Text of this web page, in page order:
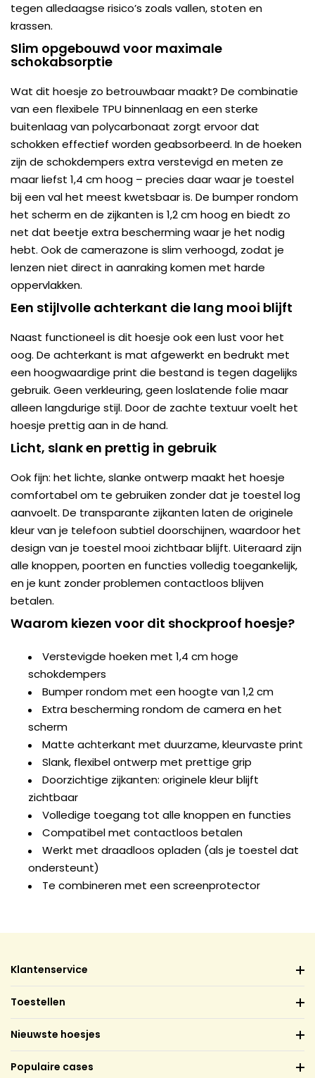
tegen alledaagse risico’s zoals vallen, stoten en
krassen.
Slim opgebouwd voor maximale
schokabsorptie
Wat dit hoesje zo betrouwbaar maakt? De combinatie
van een flexibele TPU binnenlaag en een sterke
buitenlaag van polycarbonaat zorgt ervoor dat
schokken effectief worden geabsorbeerd. In de hoeken
zijn de schokdempers extra verstevigd en meten ze
maar liefst 1,4 cm hoog – precies daar waar je toestel
bij een val het meest kwetsbaar is. De bumper rondom
het scherm en de zijkanten is 1,2 cm hoog en biedt zo
net dat beetje extra bescherming waar je het nodig
hebt. Ook de camerazone is slim verhoogd, zodat je
lenzen niet direct in aanraking komen met harde
oppervlakken.
Een stijlvolle achterkant die lang mooi blijft
Naast functioneel is dit hoesje ook een lust voor het
oog. De achterkant is mat afgewerkt en bedrukt met
een hoogwaardige print die bestand is tegen dagelijks
gebruik. Geen verkleuring, geen loslatende folie maar
alleen langdurige stijl. Door de zachte textuur voelt het
hoesje prettig aan in de hand.
Licht, slank en prettig in gebruik
Ook fijn: het lichte, slanke ontwerp maakt het hoesje
comfortabel om te gebruiken zonder dat je toestel log
aanvoelt. De transparante zijkanten laten de originele
kleur van je telefoon subtiel doorschijnen, waardoor het
design van je toestel mooi zichtbaar blijft. Uiteraard zijn
alle knoppen, poorten en functies volledig toegankelijk,
en je kunt zonder problemen contactloos blijven
betalen.
Waarom kiezen voor dit shockproof hoesje?
Verstevigde hoeken met 1,4 cm hoge
schokdempers
Bumper rondom met een hoogte van 1,2 cm
Extra bescherming rondom de camera en het
scherm
Matte achterkant met duurzame, kleurvaste print
Slank, flexibel ontwerp met prettige grip
Doorzichtige zijkanten: originele kleur blijft
zichtbaar
Volledige toegang tot alle knoppen en functies
Compatibel met contactloos betalen
Werkt met draadloos opladen (als je toestel dat
ondersteunt)
Te combineren met een screenprotector
Klantenservice
Toestellen
Nieuwste hoesjes
Populaire cases